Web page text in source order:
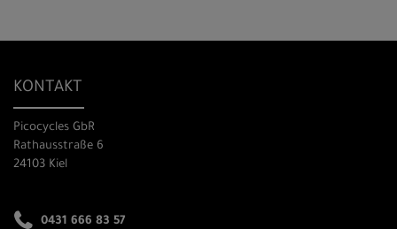
KONTAKT
Picocycles GbR
Rathausstraße 6
24103 Kiel
0431 666 83 57